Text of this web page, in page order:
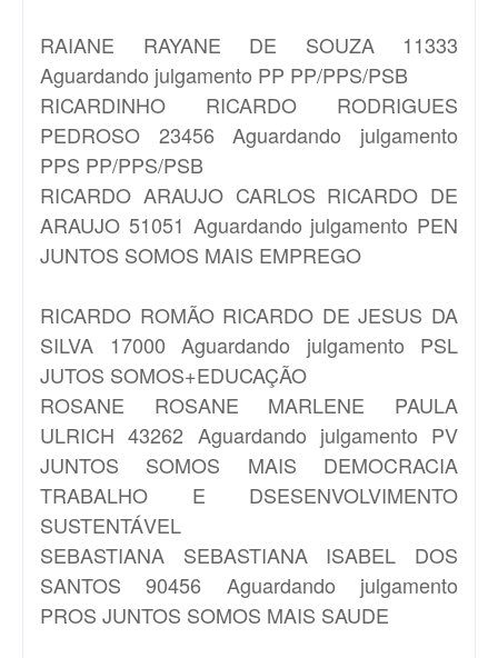
RAIANE RAYANE DE SOUZA 11333
Aguardando julgamento PP PP/PPS/PSB
RICARDINHO RICARDO RODRIGUES
PEDROSO 23456 Aguardando julgamento
PPS PP/PPS/PSB
RICARDO ARAUJOCARLOS RICARDO DE
ARAUJO 51051 Aguardando julgamento PEN
JUNTOS SOMOS MAIS EMPREGO
RICARDO ROMÃORICARDO DE JESUS DA
SILVA 17000 Aguardando julgamento PSL
JUTOS SOMOS+EDUCAÇÃO
ROSANE ROSANE MARLENE PAULA
ULRICH 43262 Aguardando julgamento PV
JUNTOS SOMOS MAIS DEMOCRACIA
TRABALHO E DSESENVOLVIMENTO
SUSTENTÁVEL
SEBASTIANA SEBASTIANA ISABEL DOS
SANTOS 90456 Aguardando julgamento
PROS JUNTOS SOMOS MAIS SAUDE